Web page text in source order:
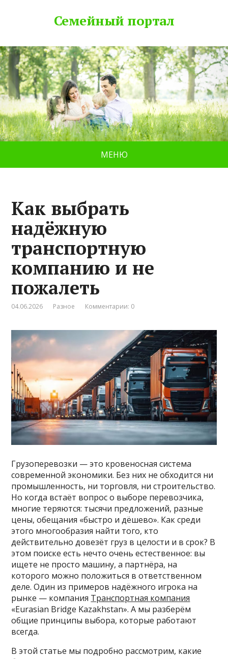
Семейный портал
МЕНЮ
Как выбрать
надёжную
транспортную
компанию и не
пожалеть
04.06.2026 Разное Комментарии: 0
Грузоперевозки — это кровеносная система
современной экономики. Без них не обходится ни
промышленность, ни торговля, ни строительство.
Но когда встаёт вопрос о выборе перевозчика,
многие теряются: тысячи предложений, разные
цены, обещания «быстро и дёшево». Как среди
этого многообразия найти того, кто
действительно довезёт груз в целости и в срок? В
этом поиске есть нечто очень естественное: вы
ищете не просто машину, а партнёра, на
которого можно положиться в ответственном
деле. Один из примеров надёжного игрока на
рынке — компания Транспортная компания
«Eurasian Bridge Kazakhstan». А мы разберём
общие принципы выбора, которые работают
всегда.
В этой статье мы подробно рассмотрим, какие